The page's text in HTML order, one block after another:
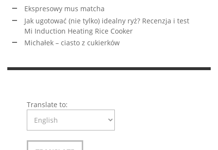
Ekspresowy mus matcha
Jak ugotować (nie tylko) idealny ryż? Recenzja i test
Mi Induction Heating Rice Cooker
Michałek – ciasto z cukierków
Translate to: